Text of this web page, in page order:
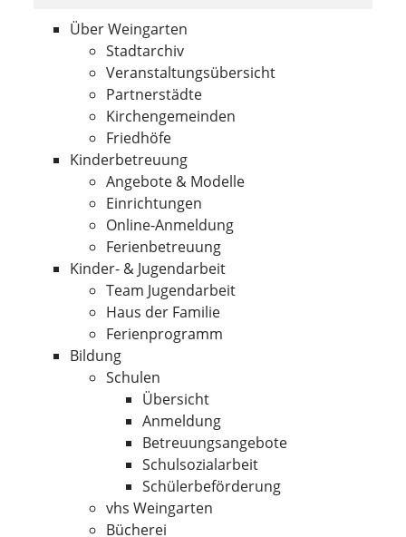
Über Weingarten
Stadtarchiv
Veranstaltungsübersicht
Partnerstädte
Kirchengemeinden
Friedhöfe
Kinderbetreuung
Angebote & Modelle
Einrichtungen
Online-Anmeldung
Ferienbetreuung
Kinder- & Jugendarbeit
Team Jugendarbeit
Haus der Familie
Ferienprogramm
Bildung
Schulen
Übersicht
Anmeldung
Betreuungsangebote
Schulsozialarbeit
Schülerbeförderung
vhs Weingarten
Bücherei